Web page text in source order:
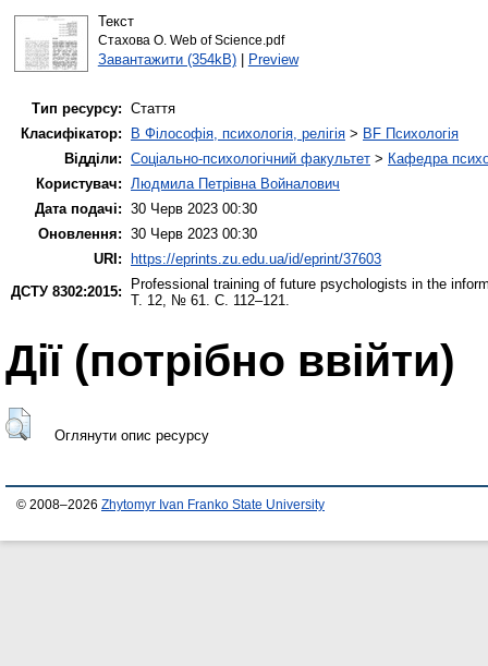
Текст
Стахова О. Web of Science.pdf
Завантажити (354kB)| Preview
Тип ресурсу: Стаття
Класифікатор:
B Філософія, психологія, релігія > BF Психологія
Відділи: Соціально-психологічний факультет > Кафедра
Користувач: Людмила Петрівна Войналович
Дата подачі: 30 Черв 2023 00:30
Оновлення: 30 Черв 2023 00:30
URI:
https://eprints.zu.edu.ua/id/eprint/37603
ДСТУ 8302:2015:
Professional training of future psychologists in the
Т. 12, № 61. С. 112–121.
Дії ​​(потрібно ввійти)
Оглянути опис ресурсу
© 2008–2026 Zhytomyr Ivan Franko State University